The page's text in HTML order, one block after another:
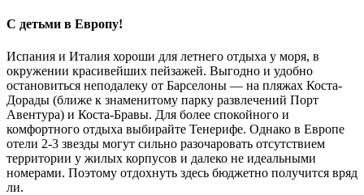
С детьми в Европу!
Испания и Италия хороши для летнего отдыха у моря, в
окружении красивейших пейзажей. Выгодно и удобно
остановиться неподалеку от Барселоны — на пляжах Коста-
Дорады (ближе к знаменитому парку развлечений Порт
Авентура) и Коста-Бравы. Для более спокойного и
комфортного отдыха выбирайте Тенерифе. Однако в Европе
отели 2-3 звезды могут сильно разочаровать отсутствием
территории у жилых корпусов и далеко не идеальными
номерами. Поэтому отдохнуть здесь бюджетно получится вряд
ли.